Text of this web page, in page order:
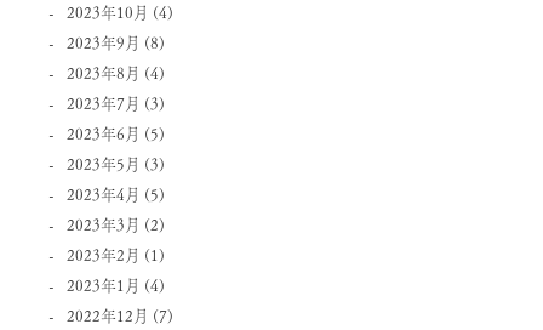
2023年10月 (4)
2023年9月 (8)
2023年8月 (4)
2023年7月 (3)
2023年6月 (5)
2023年5月 (3)
2023年4月 (5)
2023年3月 (2)
2023年2月 (1)
2023年1月 (4)
2022年12月 (7)